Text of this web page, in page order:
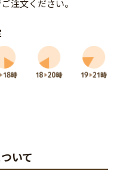
注文ください。
いて